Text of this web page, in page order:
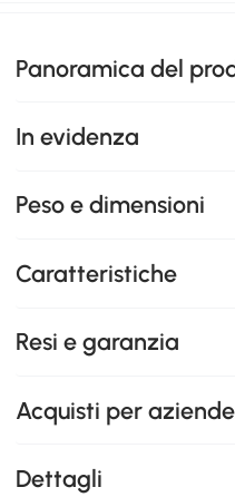
Panoramica del
In evidenza
Peso e dimensioni
Caratteristiche
Resi e garanzia
Acquisti per aziende
Dettagli